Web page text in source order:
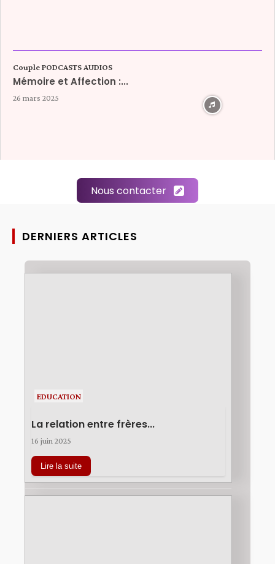
Couple PODCASTS AUDIOS
Mémoire et Affection :...
26 mars 2025
Nous contacter
DERNIERS ARTICLES
EDUCATION
La relation entre frères...
16 juin 2025
Lire la suite